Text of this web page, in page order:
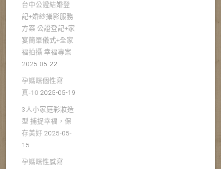
台中公證結婚登
記+婚紗攝影服務
方案 公證登記+家
宴簡單儀式+全家
福拍攝 幸福專案
2025-05-22
孕媽咪個性寫
真-10 2025-05-19
3人小家庭彩妝造
型 捕捉幸福，保
存美好 2025-05-
15
孕媽咪性感寫